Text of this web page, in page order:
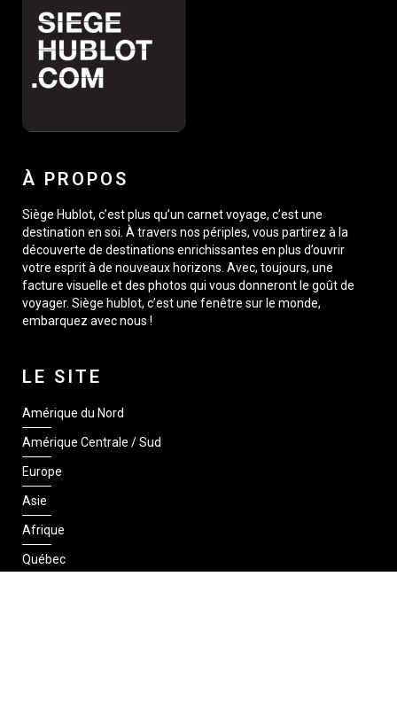
À PROPOS
Siège Hublot, c’est plus qu’un carnet voyage, c’est une
destination en soi. À travers nos périples, vous partirez à la
découverte de destinations enrichissantes en plus d’ouvrir
votre esprit à de nouveaux horizons. Avec, toujours, une
facture visuelle et des photos qui vous donneront le goût de
voyager. Siège hublot, c’est une fenêtre sur le monde,
embarquez avec nous !
LE SITE
Amérique du Nord
Amérique Centrale / Sud
Europe
Asie
Afrique
Québec